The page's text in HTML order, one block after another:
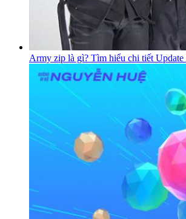
Army zip là gì? Tìm hiểu chi tiết Update